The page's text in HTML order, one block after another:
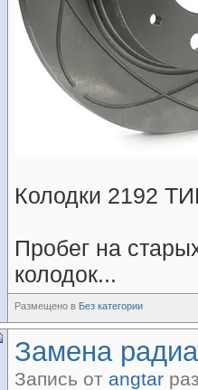
Колодки 2192
Пробег на
колодок...
Размещено в Без категории
Замена
Запись от angtar